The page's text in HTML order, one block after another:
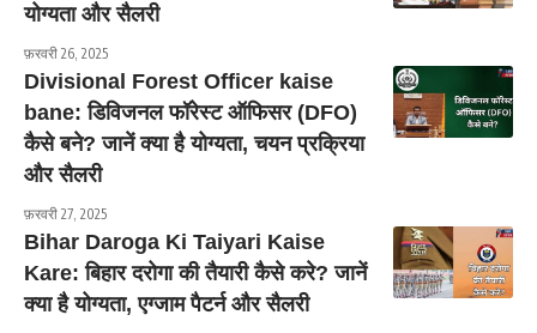
योग्यता और सैलरी
फ़रवरी 26, 2025
Divisional Forest Officer kaise
bane: डिविजनल फॉरेस्ट ऑफिसर (DFO)
कैसे बने? जानें क्या है योग्यता, चयन प्रक्रिया
और सैलरी
फ़रवरी 27, 2025
Bihar Daroga Ki Taiyari Kaise
Kare: बिहार दरोगा की तैयारी कैसे करे? जानें
क्या है योग्यता, एग्जाम पैटर्न और सैलरी